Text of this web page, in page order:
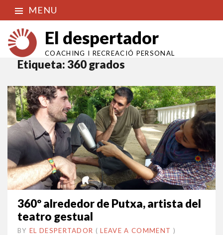
MENU
El despertador
COACHING I RECREACIÓ PERSONAL
Etiqueta: 360 grados
360º alrededor de Putxa, artista del
teatro gestual
BY EL DESPERTADOR ON
15
•(LEAVE A COMMENT )